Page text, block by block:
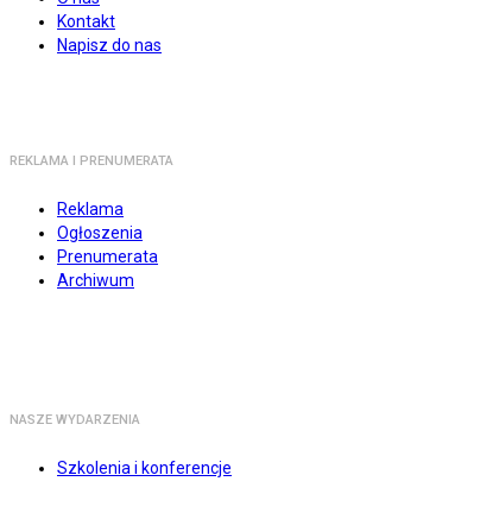
Kontakt
Napisz do nas
REKLAMA I PRENUMERATA
Reklama
Ogłoszenia
Prenumerata
Archiwum
NASZE WYDARZENIA
Szkolenia i konferencje